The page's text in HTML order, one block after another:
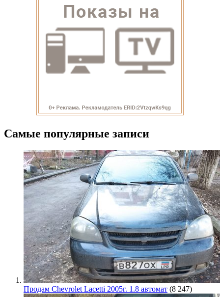
Самые популярные записи
Продам Chevrolet Lacetti 2005г. 1.8 автомат (8 247)